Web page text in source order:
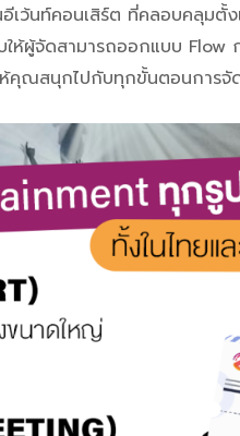
เว้นท์คอนเสิร์ต ที่คลอบคลุมตั้
ผู้จัดสามารถออกแบบ Flow
ห้คุณสนุกไปกับทุกขั้นตอนการจั